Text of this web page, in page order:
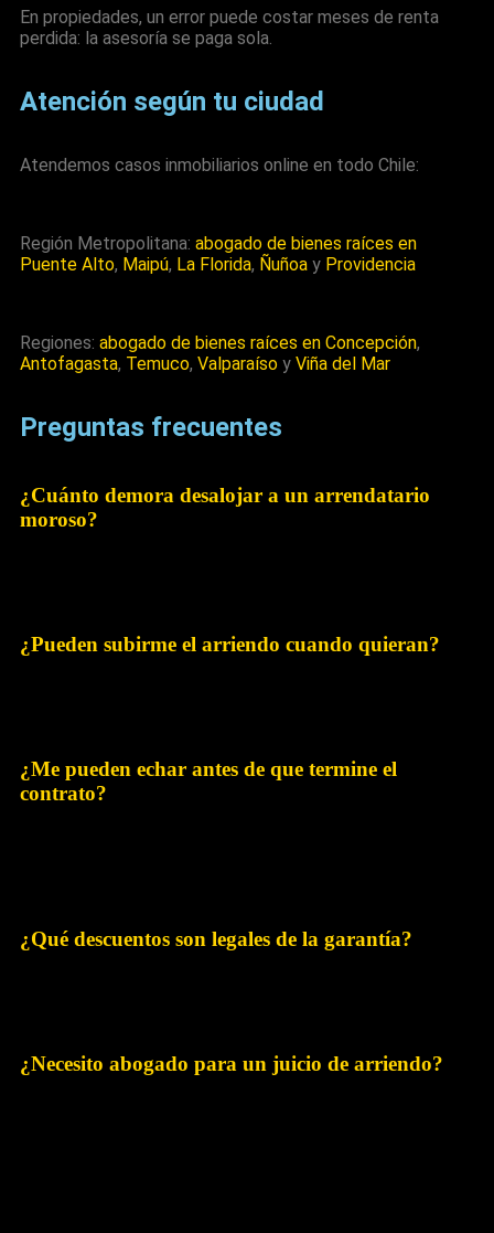
En propiedades, un error puede costar meses de renta
perdida: la asesoría se paga sola.
Atención según tu ciudad
Atendemos casos inmobiliarios online en todo Chile:
Región Metropolitana: abogado de bienes raíces en
Puente Alto, Maipú, La Florida, Ñuñoa y Providencia
Regiones: abogado de bienes raíces en Concepción,
Antofagasta, Temuco, Valparaíso y Viña del Mar
Preguntas frecuentes
¿Cuánto demora desalojar a un arrendatario
moroso?
¿Pueden subirme el arriendo cuando quieran?
¿Me pueden echar antes de que termine el
contrato?
¿Qué descuentos son legales de la garantía?
¿Necesito abogado para un juicio de arriendo?